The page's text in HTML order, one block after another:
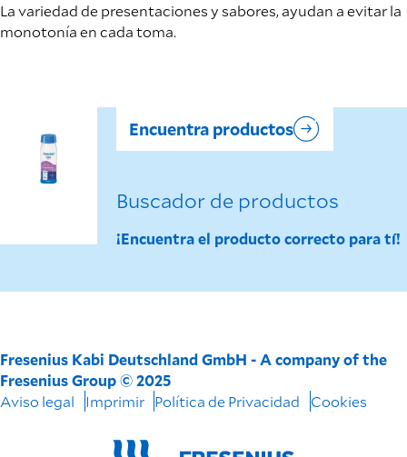
La variedad de presentaciones y sabores, ayudan a evitar la
monotonía en cada toma.
Buscador de productos
¡Encuentra el producto correcto para tí!
Encuentra productos
Fresenius Kabi Deutschland GmbH - A company of the
Fresenius Group © 2025
Aviso legal
Imprimir Política de Privacidad Cookies